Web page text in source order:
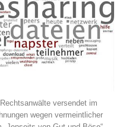
versendet im
wegen vermeintlicher